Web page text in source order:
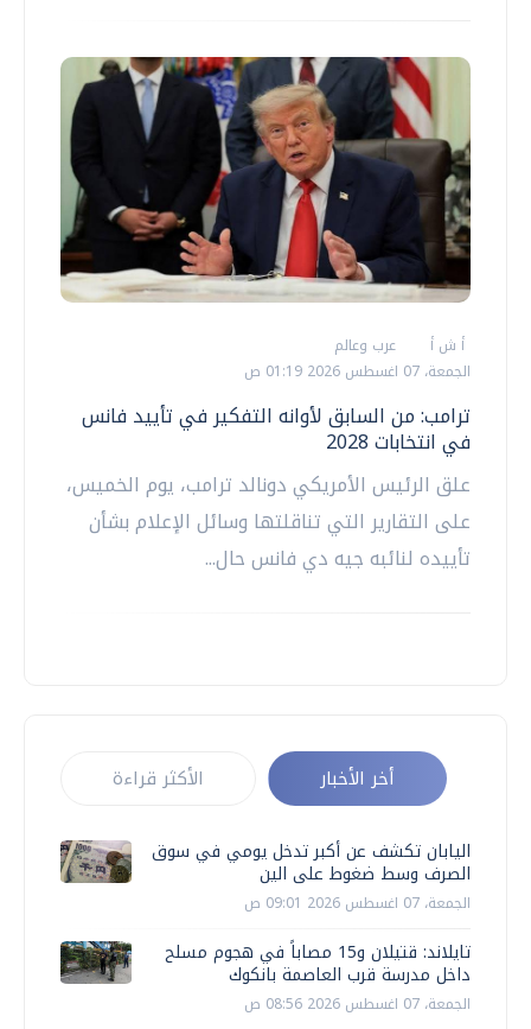
أ ش أ
عرب وعالم
الجمعة، 07 اغسطس 2026 01:19 ص
ترامب: من السابق لأوانه التفكير في تأييد فانس
في انتخابات 2028
علق الرئيس الأمريكي دونالد ترامب، يوم الخميس،
على التقارير التي تناقلتها وسائل الإعلام بشأن
تأييده لنائبه جيه دي فانس حال...
أخر الأخبار الأكثر قراءة
اليابان تكشف عن أكبر تدخل يومي في سوق
الصرف وسط ضغوط على الين
الجمعة، 07 اغسطس 2026 09:01 ص
تايلاند: قتيلان و15 مصاباً في هجوم مسلح
داخل مدرسة قرب العاصمة بانكوك
الجمعة، 07 اغسطس 2026 08:56 ص